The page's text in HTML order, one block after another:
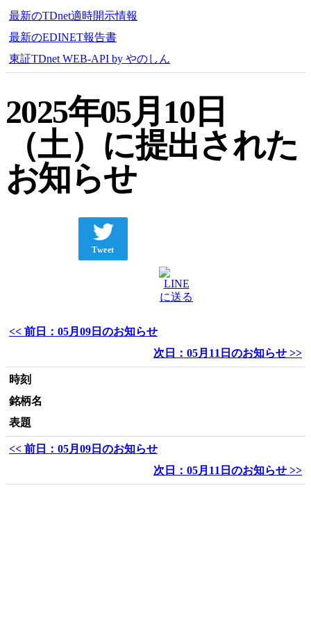
最新のTDnet適時開示情報
最新のEDINET報告書
東証TDnet WEB-API by やのしん
2025年05月10日
（土）に提出された
お知らせ
Tweet
<< 前日：05月09日のお知らせ
次日：05月11日のお知らせ >>
時刻
銘柄名
表題
<< 前日：05月09日のお知らせ
次日：05月11日のお知らせ >>